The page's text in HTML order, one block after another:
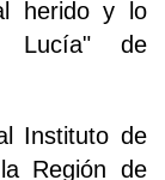
herido y lo
Lucía" de
Instituto de
Región de